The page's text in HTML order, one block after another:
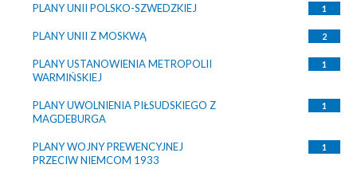
PLANY UNII POLSKO-SZWEDZKIEJ 1
PLANY UNII Z MOSKWĄ 2
PLANY USTANOWIENIA METROPOLII
WARMIŃSKIEJ
1
PLANY UWOLNIENIA PIŁSUDSKIEGO Z
MAGDEBURGA
1
PLANY WOJNY PREWENCYJNEJ
PRZECIW NIEMCOM 1933
1